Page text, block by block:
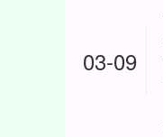
03-09